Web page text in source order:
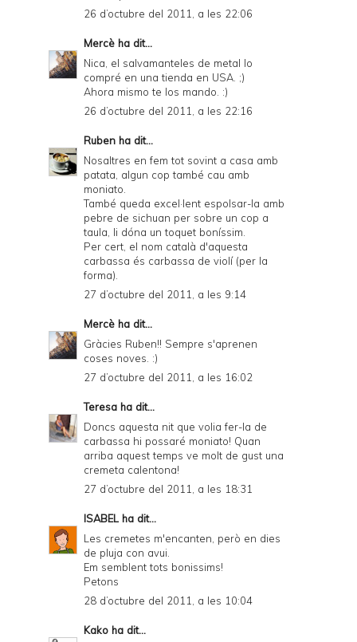
26 d’octubre del 2011, a les 22:06
Mercè ha dit...
Nica, el salvamanteles de metal lo
compré en una tienda en USA. ;)
Ahora mismo te los mando. :)
26 d’octubre del 2011, a les 22:16
Ruben ha dit...
Nosaltres en fem tot sovint a casa amb
patata, algun cop també cau amb
moniato.
També queda excel·lent espolsar-la amb
pebre de sichuan per sobre un cop a
taula, li dóna un toquet boníssim.
Per cert, el nom català d'aquesta
carbassa és carbassa de violí (per la
forma).
27 d’octubre del 2011, a les 9:14
Mercè ha dit...
Gràcies Ruben!! Sempre s'aprenen
coses noves. :)
27 d’octubre del 2011, a les 16:02
Teresa ha dit...
Doncs aquesta nit que volia fer-la de
carbassa hi possaré moniato! Quan
arriba aquest temps ve molt de gust una
cremeta calentona!
27 d’octubre del 2011, a les 18:31
ISABEL ha dit...
Les cremetes m'encanten, però en dies
de pluja con avui.
Em semblent tots bonissims!
Petons
28 d’octubre del 2011, a les 10:04
Kako ha dit...